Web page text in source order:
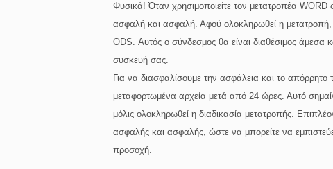
Φυσικά! Όταν χρησιμοποιείτε τον μετατροπέα WORD
ασφαλή και ασφαλή. Αφού ολοκληρωθεί η
ODS. Αυτός ο σύνδεσμος θα είναι διαθέσιμος άμεσα
συσκευή σας.
Για να διασφαλίσουμε την ασφάλεια και το
μεταφορτωμένα αρχεία μετά από 24 ώρες. Αυτό
μόλις ολοκληρωθεί η διαδικασία μετατροπής.
ασφαλής και ασφαλής, ώστε να μπορείτε να
προσοχή.